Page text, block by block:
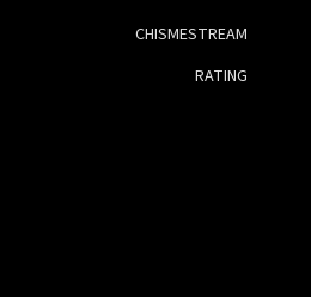
CHISMESTREAM
RATING